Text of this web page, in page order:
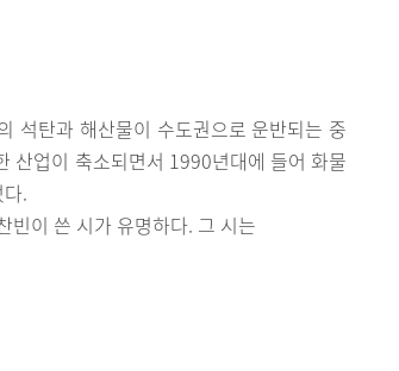
석탄과 해산물이 수도권으로 운반되는 중
산업이 축소되면서 1990년대에 들어 화물
.
빈이 쓴 시가 유명하다. 그 시는